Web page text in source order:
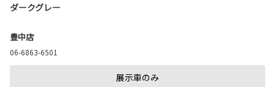
ダークグレー
豊中店
06-6863-6501
展示車のみ